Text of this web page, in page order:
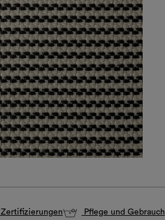
Zertifizierungen Pflege und Gebrauch